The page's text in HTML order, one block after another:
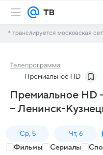
* транслируется московская
Телепрограмма
Премиальное HD
Премиальное HD
– Ленинск-
Ср, 5 Чт, 6
Фильмы Сериалы